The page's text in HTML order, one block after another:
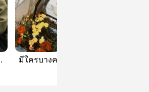
มีใครบางคนคอย